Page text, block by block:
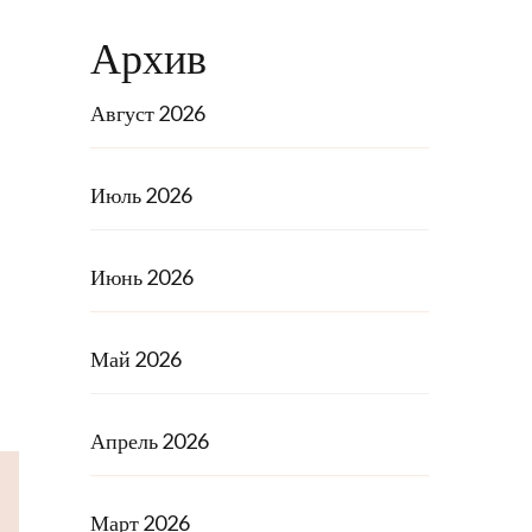
Архив
Август 2026
Июль 2026
Июнь 2026
Май 2026
Апрель 2026
Март 2026